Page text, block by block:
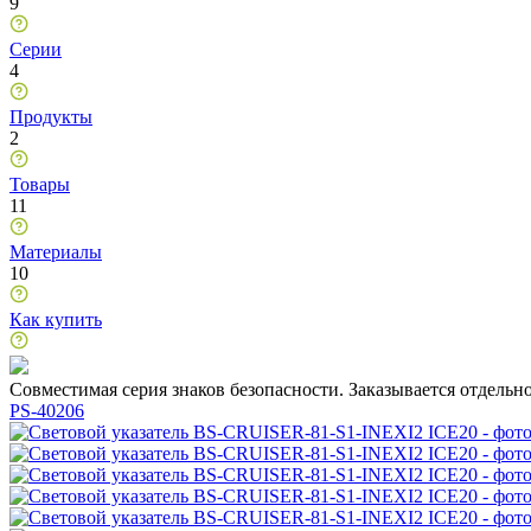
Серии
4
Продукты
2
Товары
11
Материалы
10
Как купить
Совместимая серия знаков безопасности. Заказывается
PS-40206